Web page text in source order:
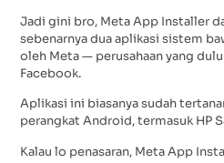
Jadi gini bro, Meta App Installer
sebenarnya dua aplikasi sistem
oleh Meta — perusahaan yang
Facebook.
Aplikasi ini biasanya sudah
perangkat Android, termasuk HP
Kalau lo penasaran, Meta App